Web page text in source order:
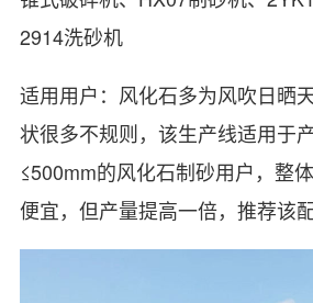
2914洗砂机
适用用户：风化石多为风吹日晒
状很多不规则，该生产线适用于
≤500mm的风化石制砂用户，整
便宜，但产量提高一倍，推荐该